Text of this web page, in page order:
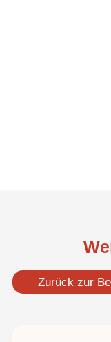
Zurück zur